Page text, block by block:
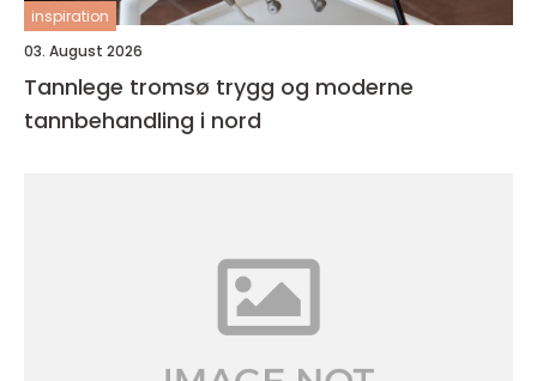
inspiration
03. August 2026
Tannlege tromsø trygg og moderne
tannbehandling i nord